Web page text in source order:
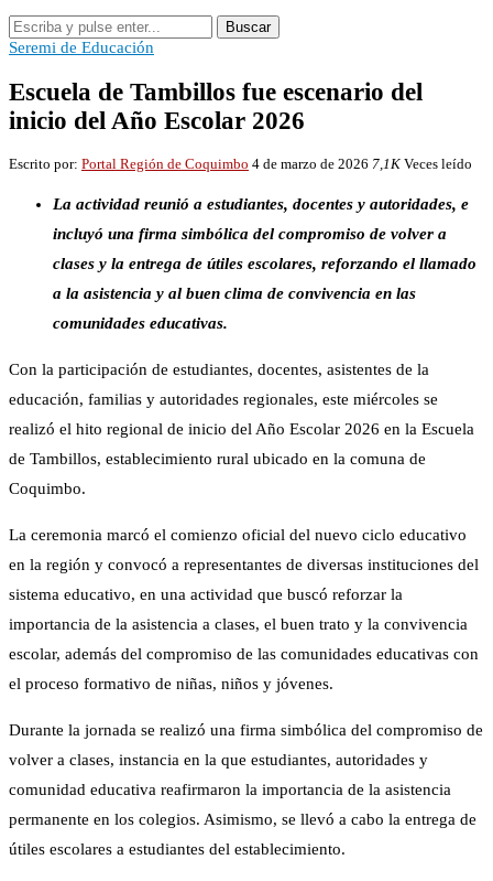
Buscar
Seremi de Educación
Escuela de Tambillos fue escenario del
inicio del Año Escolar 2026
Escrito por: Portal Región de Coquimbo 4 de marzo de 2026 7,1K Veces leído
La actividad reunió a estudiantes, docentes y autoridades, e
incluyó una firma simbólica del compromiso de volver a
clases y la entrega de útiles escolares, reforzando el llamado
a la asistencia y al buen clima de convivencia en las
comunidades educativas.
Con la participación de estudiantes, docentes, asistentes de la
educación, familias y autoridades regionales, este miércoles se
realizó el hito regional de inicio del Año Escolar 2026 en la Escuela
de Tambillos, establecimiento rural ubicado en la comuna de
Coquimbo.
La ceremonia marcó el comienzo oficial del nuevo ciclo educativo
en la región y convocó a representantes de diversas instituciones del
sistema educativo, en una actividad que buscó reforzar la
importancia de la asistencia a clases, el buen trato y la convivencia
escolar, además del compromiso de las comunidades educativas con
el proceso formativo de niñas, niños y jóvenes.
Durante la jornada se realizó una firma simbólica del compromiso de
volver a clases, instancia en la que estudiantes, autoridades y
comunidad educativa reafirmaron la importancia de la asistencia
permanente en los colegios. Asimismo, se llevó a cabo la entrega de
útiles escolares a estudiantes del establecimiento.